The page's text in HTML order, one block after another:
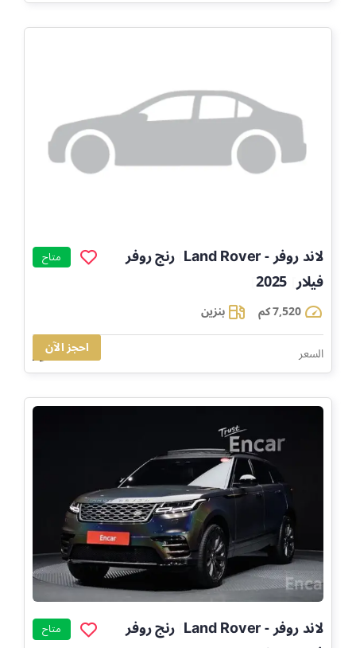
لاند روفر - Land Rover
رنج روفر
فيلار]
2025
متاح
7,520 كم
بنزين
السعر
242,884
احجز الآن
لاند روفر - Land Rover
رنج روفر
متاح